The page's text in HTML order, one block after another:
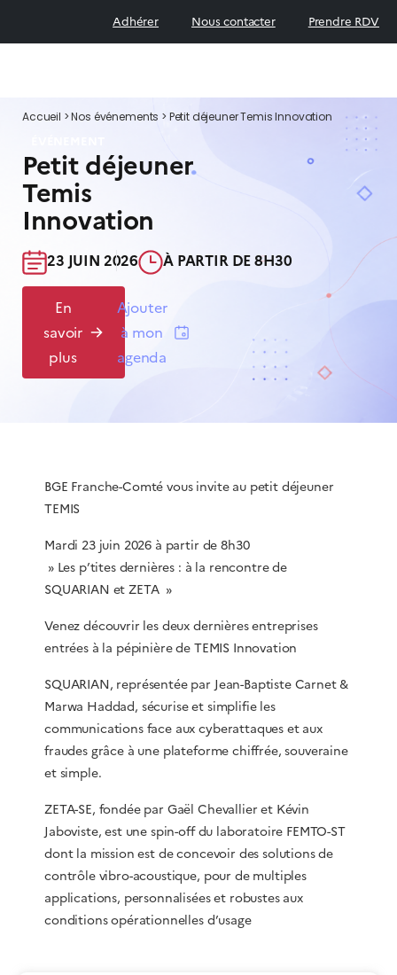
Adhérer Nous contacter Prendre RDV
Accueil >Nos événements > Petit déjeuner Temis Innovation
Petit déjeuner
Temis
Innovation
23 JUIN 2026​ À PARTIR DE 8H30​
En
savoir
plus
Ajouter
à mon
agenda
BGE Franche-Comté vous invite au petit déjeuner
TEMIS
Mardi 23 juin 2026 à partir de 8h30
» Les p’tites dernières : à la rencontre de
SQUARIAN et ZETA »
Venez découvrir les deux dernières entreprises
entrées à la pépinière de TEMIS Innovation
SQUARIAN, représentée par Jean-Baptiste Carnet &
Marwa Haddad, sécurise et simplifie les
communications face aux cyberattaques et aux
fraudes grâce à une plateforme chiffrée, souveraine
et simple.
ZETA-SE, fondée par Gaël Chevallier et Kévin
Jaboviste, est une spin-off du laboratoire FEMTO-ST
dont la mission est de concevoir des solutions de
contrôle vibro-acoustique, pour de multiples
applications, personnalisées et robustes aux
conditions opérationnelles d’usage